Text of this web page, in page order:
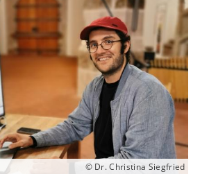
© Dr. Christina Siegfried